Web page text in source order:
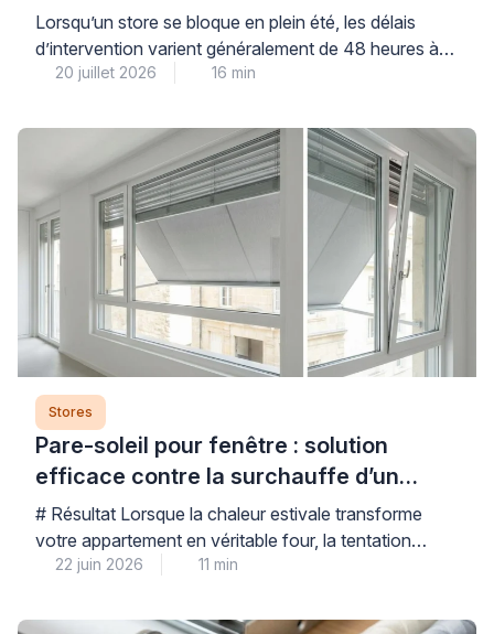
rapides ?
Lorsqu’un store se bloque en plein été, les délais
d’intervention varient généralement de 48 heures à
deux semaines selon la nature de la panne et la
d’attente parfois allongés durant la haute saison
estivale. Cette situation génère une inquiétude
légitime, car elle vous prive de protection solaire au
[…]
20 juillet 2026 16 min
Stores
Pare-soleil pour fenêtre : solution
efficace contre la surchauffe d’un
appartement ?
# Résultat Lorsque la chaleur estivale transforme
votre appartement en véritable four, la tentation
d’installer un pare-soleil automobile sur vos fenêtres
cette option de fortune peut dépanner
22 juin 2026 11 min